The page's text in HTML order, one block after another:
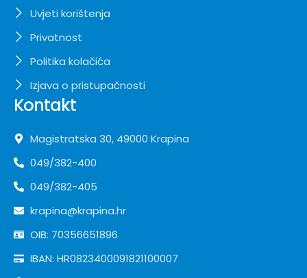
Uvjeti korištenja
Privatnost
Politika kolačića
Izjava o pristupačnosti
Kontakt
Magistratska 30, 49000 Krapina
049/382-400
049/382-405
krapina@krapina.hr
OIB: 70356651896
IBAN: HR0823400091821100007